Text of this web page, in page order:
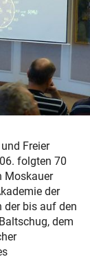
Freier
folgten 70
Moskauer
der
der bis auf den
dem